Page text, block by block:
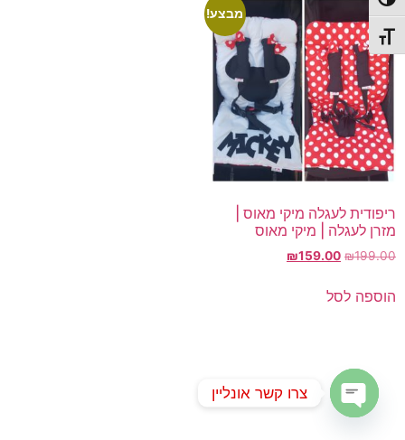
מתג גודל גופן
מבצע!
ריפודית לעגלה מיקי מאוס |
מזרן לעגלה | מיקי מאוס
₪199.00
המחיר
היה:
₪159.00
הוספה לסל
צרו קשר אונליין